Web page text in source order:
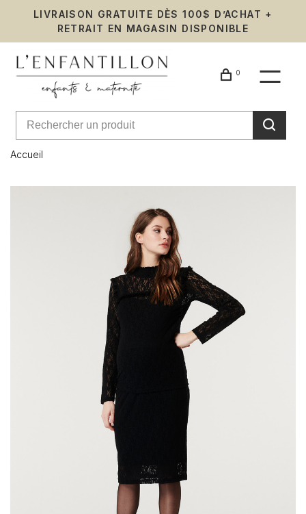
LIVRAISON GRATUITE DÈS 100$ D’ACHAT +
RETRAIT EN MAGASIN DISPONIBLE
0
Accueil